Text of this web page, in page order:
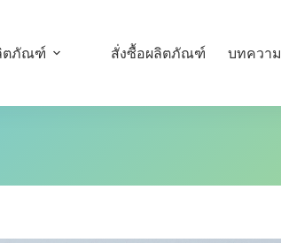
ตภัณฑ์ สั่งซื้อผลิตภัณฑ์ บทความ